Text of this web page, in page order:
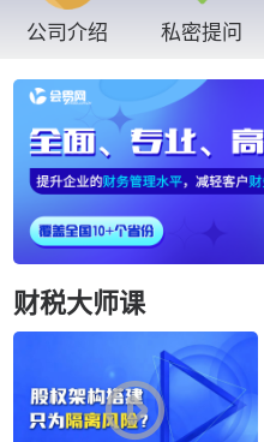
公司介绍 私密提问
财税大师课